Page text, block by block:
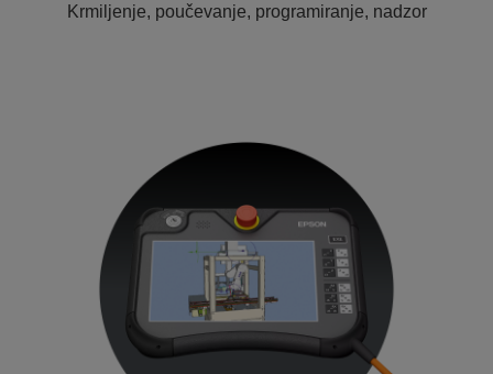
Krmiljenje, poučevanje, programiranje, nadzor